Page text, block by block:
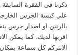
ذكرنا في الفقرة
علي كبسة الجرس
بالرنين او اصدار جرس
اقربها لديك، كما يمكن
الانتركم كل سماعة